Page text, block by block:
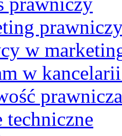
w
w
prawnicza
techniczne